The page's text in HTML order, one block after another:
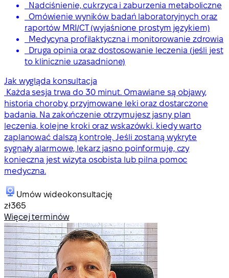
Nadciśnienie, cukrzyca i zaburzenia metaboliczne
Omówienie wyników badań laboratoryjnych oraz
raportów MRI/CT (wyjaśnione prostym językiem)
Medycyna profilaktyczna i monitorowanie zdrowia
Druga opinia oraz dostosowanie leczenia (jeśli jest
to klinicznie uzasadnione)
Jak wygląda konsultacja
Każda sesja trwa do 30 minut. Omawiane są objawy,
historia choroby, przyjmowane leki oraz dostarczone
badania. Na zakończenie otrzymujesz jasny plan
leczenia, kolejne kroki oraz wskazówki, kiedy warto
zaplanować dalszą kontrolę. Jeśli zostaną wykryte
sygnały alarmowe, lekarz jasno poinformuje, czy
konieczna jest wizyta osobista lub pilna pomoc
medyczna.
Umów wideokonsultację
zł365
Więcej terminów